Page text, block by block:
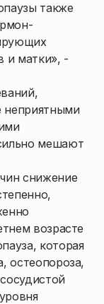
также
и матки», -
неприятными
мешают
снижение
возрасте
которая
остеопороза,